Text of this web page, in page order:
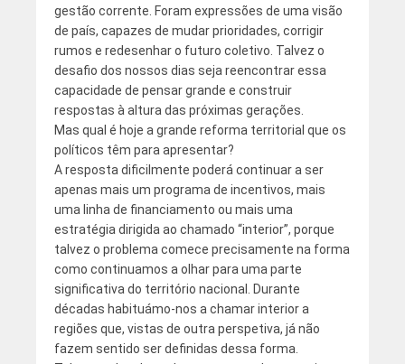
gestão corrente. Foram expressões de uma visão
de país, capazes de mudar prioridades, corrigir
rumos e redesenhar o futuro coletivo. Talvez o
desafio dos nossos dias seja reencontrar essa
capacidade de pensar grande e construir
respostas à altura das próximas gerações.
Mas qual é hoje a grande reforma territorial que os
políticos têm para apresentar?
A resposta dificilmente poderá continuar a ser
apenas mais um programa de incentivos, mais
uma linha de financiamento ou mais uma
estratégia dirigida ao chamado “interior”, porque
talvez o problema comece precisamente na forma
como continuamos a olhar para uma parte
significativa do território nacional. Durante
décadas habituámo-nos a chamar interior a
regiões que, vistas de outra perspetiva, já não
fazem sentido ser definidas dessa forma.